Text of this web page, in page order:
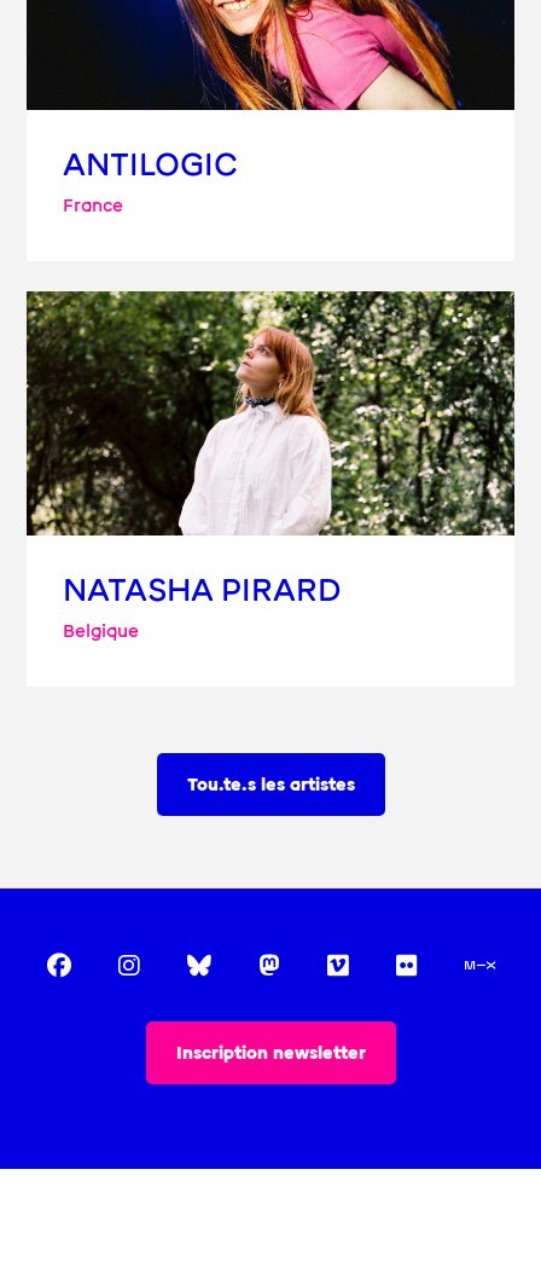
ANTILOGIC
France
NATASHA PIRARD
Belgique
Tou.te.s les artistes
Inscription newsletter